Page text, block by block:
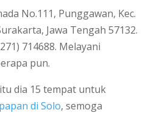
No.111, Punggawan, Kec.
Jawa Tengah 57132.
714688. Melayani
pun.
dia 15 tempat untuk
di Solo, semoga